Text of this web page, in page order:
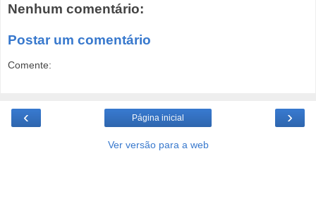
Nenhum comentário:
Postar um comentário
Comente:
‹ ›
Página inicial
Ver versão para a web